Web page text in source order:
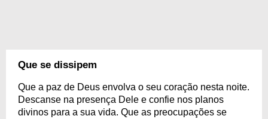
Que se dissipem
Que a paz de Deus envolva o seu coração nesta noite.
Descanse na presença Dele e confie nos planos
divinos para a sua vida. Que as preocupações se